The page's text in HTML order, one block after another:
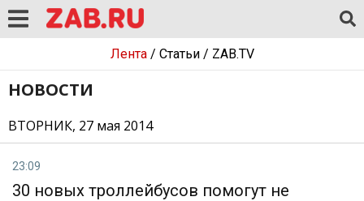
Лента/ Статьи/ ZAB.TV
НОВОСТИ
ВТОРНИК, 27 мая 2014
23:09
30 новых троллейбусов помогут не